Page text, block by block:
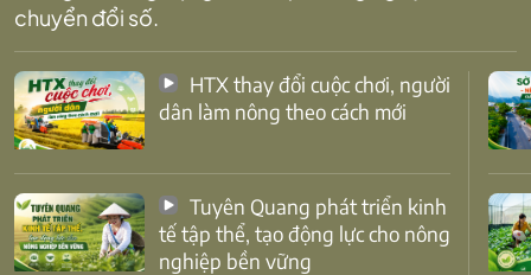
chuyển đổi số.
dân làm nông theo cách mới
tế tập thể, tạo động lực cho nông
nghiệp bền vững